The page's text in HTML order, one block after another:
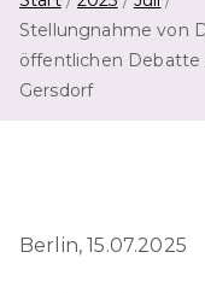
Stellungnahme von
öffentlichen Debatte
Gersdorf
Berlin, 15.07.2025